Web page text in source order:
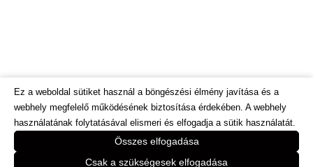
© Dietinfo.hu 2026. Minden jog fenntartva.
Webáruház és honlap fejlesztés:
https://bodorweb.eu
Ez a weboldal sütiket használ a böngészési élmény javítása és a
webhely megfelelő működésének biztosítása érdekében. A webhely
használatának folytatásával elismeri és elfogadja a sütik használatát.
Összes elfogadása
Csak a szükségesek elfogadása